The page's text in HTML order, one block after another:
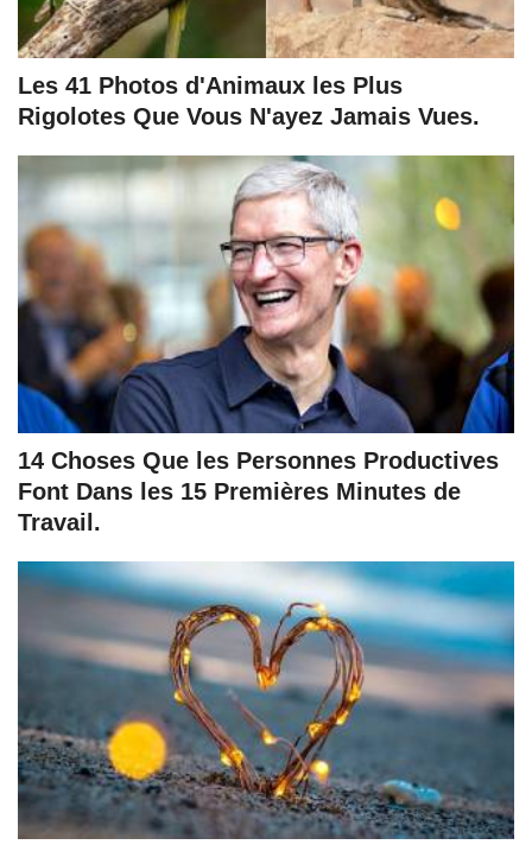
Les 41 Photos d'Animaux les Plus
Rigolotes Que Vous N'ayez Jamais Vues.
14 Choses Que les Personnes Productives
Font Dans les 15 Premières Minutes de
Travail.